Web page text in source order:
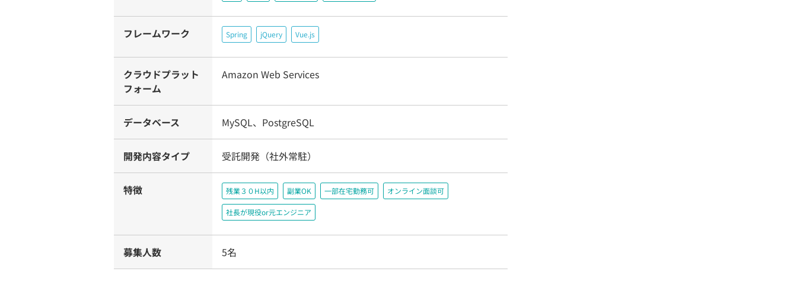
フレームワーク Spring jQuery Vue.js
クラウドプラット
フォーム
Amazon Web Services
データベース MySQL、PostgreSQL
開発内容タイプ 受託開発（社外常駐）
特徴 残業３０H以内 副業OK 一部在宅勤務可 オンライン面談可
社長が現役or元エンジニア
募集人数 5名